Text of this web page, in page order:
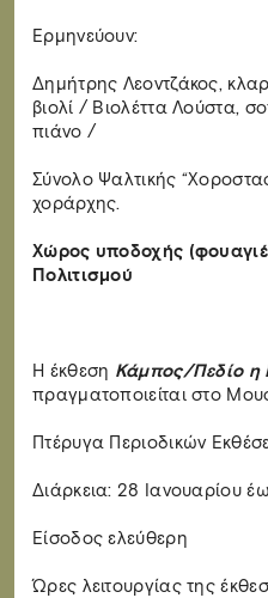
Ερμηνεύουν:
Δημήτρης Λεοντζάκος,
βιολί / Βιολέττα Λούστα,
πιάνο /
Σύνολο Ψαλτικής
χοράρχης.
Χώρος υποδοχής
Πολιτισμού
Η έκθεση Κάμπος/Πεδίο η
πραγματοποιείται στο
Πτέρυγα Περιοδικών
Διάρκεια: 28 Ιανουαρίου
Είσοδος ελεύθερη
Ώρες λειτουργίας της